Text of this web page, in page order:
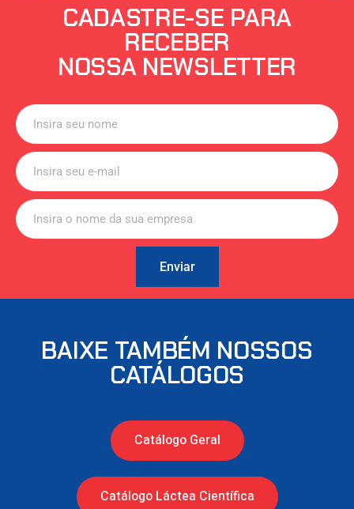
CADASTRE-SE PARA
RECEBER
NOSSA NEWSLETTER
Enviar
BAIXE TAMBÉM NOSSOS
CATÁLOGOS
Catálogo Geral
Catálogo Láctea Científica